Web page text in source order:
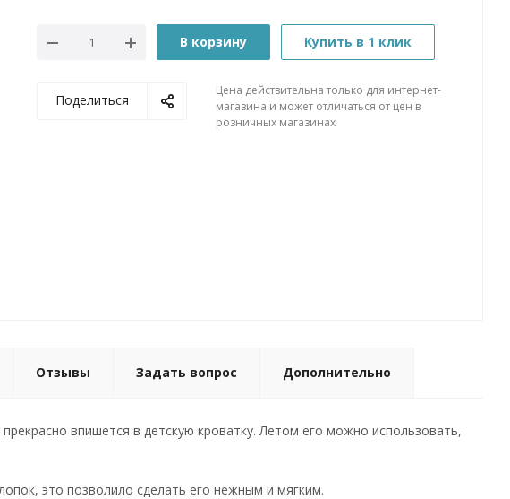
В корзину Купить в 1 клик
Поделиться
Цена действительна только для интернет-
магазина и может отличаться от цен в
розничных магазинах
Отзывы Задать вопрос Дополнительно
впишется в детскую кроватку. Летом его можно использовать,
это позволило сделать его нежным и мягким.